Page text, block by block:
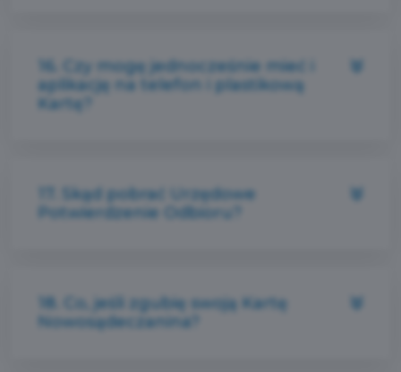
16. Czy mogę jednocześnie mieć i
aplikację na telefon i plastikową
Kartę?
17. Skąd pobrać Urzędowe
Potwierdzenie Odbioru?
18. Co, jeśli zgubię swoją Kartę
Nowosądeczanina?